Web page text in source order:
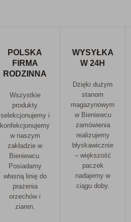
POLSKA
FIRMA
RODZINNA
Wszystkie
produkty
selekcjonujemy i
konfekcjonujemy
w naszym
zakładzie w
Bieniewcu.
Posiadamy
własną linię do
prażenia
orzechów i
ziaren.
WYSYŁKA
W 24H
Dzięki dużym
stanom
magazynowym
w Bieniewcu
zamówienia
realizujemy
błyskawicznie
– większość
paczek
nadajemy w
ciągu doby.